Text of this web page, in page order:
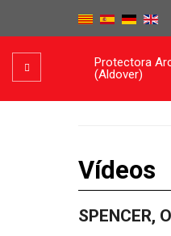
Protectora
(Aldover)
Vídeos
SPENCER,